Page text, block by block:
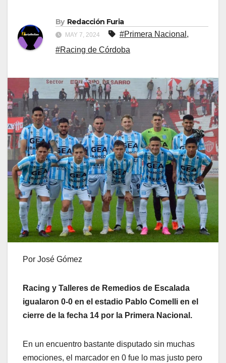
By Redacción Furia
MAY 7, 2024 #Primera Nacional ,
#Racing de Córdoba
Por José Gómez
Racing y Talleres de Remedios de Escalada
igualaron 0-0 en el estadio Pablo Comelli en el
cierre de la fecha 14 por la Primera Nacional.
En un encuentro bastante disputado sin muchas
emociones, el marcador en 0 fue lo mas justo pero